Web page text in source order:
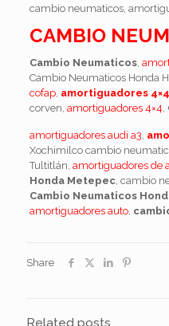
cambio neumaticos,
CAMBIO
Cambio Neumaticos,
Cambio Neumaticos Honda
cofap, amortiguadores 4×4
corven, amortiguadores 4×4,
amortiguadores audi a3,
Xochimilco cambio
Tultitlán, amortiguadores de
Honda Metepec, cambio
Cambio Neumaticos
amortiguadores auto,
Share
Related posts